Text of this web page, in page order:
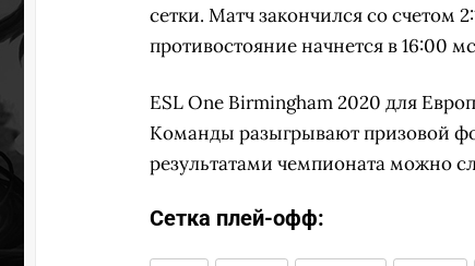
сетки. Матч закончился со
противостояние начнется в 16:00
ESL One Birmingham 2020 для
Команды разыгрывают призовой
результатами чемпионата можно
Сетка плей-офф: